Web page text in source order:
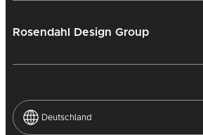
Rosendahl Design Group
Deutschland